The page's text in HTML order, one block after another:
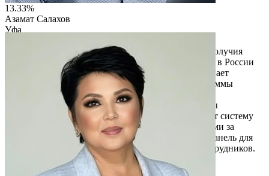
13.33%
Азамат Салахов
Уфа
«Физминутка» — цифровая платформа для благополучия
сотрудников, признанная лучшим digital-решением в России
по версии Employee Wellbeing Award 2025. Предлагает
офисную и производственную гимнастику, программы
против выгорания, персональные рекомендации
нутрициологов, антистресс-практики с AI, трекеры
эмоционального состояния и нейроигры. Включает систему
геймификации с челленджами, клубами и наградами за
активность. Для руководства есть аналитическая панель для
отслеживания уровня стресса и вовлеченности сотрудников.
Читать описание
Перейти на сайт